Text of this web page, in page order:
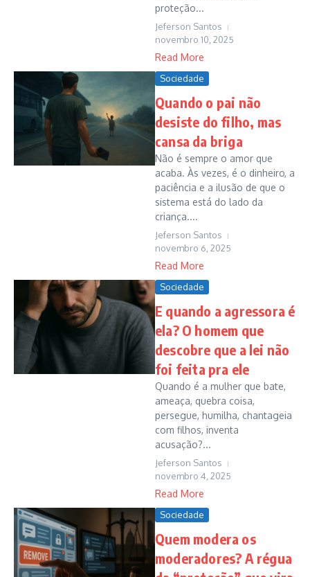
proteção...
Jeferson Santos
novembro 10, 2025
Read More
Sociedade
Quando o pai não
desiste do filho, mas
cansa da briga
Não é sempre o amor que
acaba. Às vezes, é o dinheiro, a
paciência e a ilusão de que o
sistema está do lado da
criança....
Jeferson Santos
novembro 6, 2025
Read More
Sociedade
E quando a agressora é
ela? O homem que
descobre que a lei não
foi feita pra ele
Quando é a mulher que bate,
ameaça, quebra coisa,
persegue, humilha, chantageia
com filhos, inventa
acusação?...
Jeferson Santos
novembro 4, 2025
Read More
Sociedade
Quem modera os
moderadores? A régua